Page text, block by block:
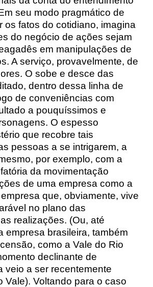
seu modo pragmático de
os fatos do cotidiano, imagina
do negócio de ações sejam
em manipulações de
A serviço, provavelmente, de
O sobe e desce das
dentro dessa linha de
de conveniências com
a pouquíssimos e
O espesso
que recobre tais
pessoas a se intrigarem, a
por exemplo, com a
da movimentação
de uma empresa como a
que, obviamente, vive
no plano das
realizações. (Ou, até
empresa brasileira, também
como a Vale do Rio
declinante de
veio a ser recentemente
Vale). Voltando para o caso